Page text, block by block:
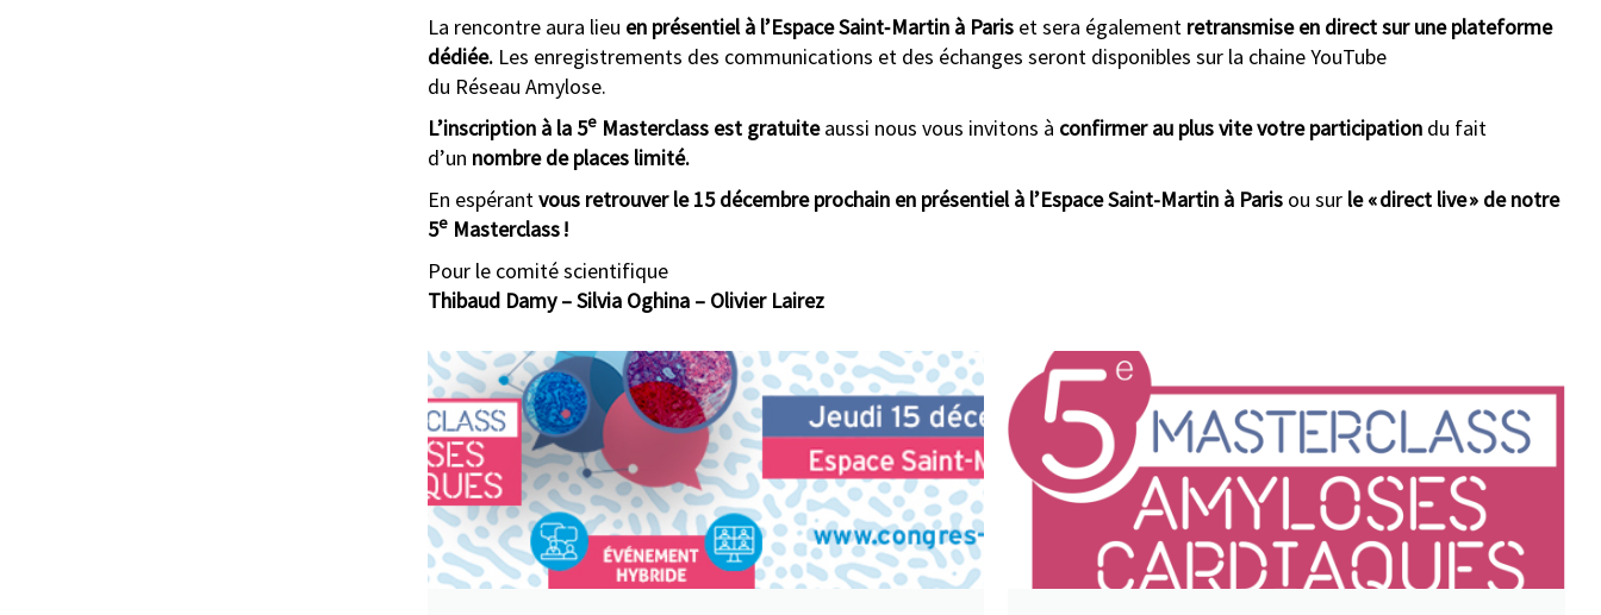
La rencontre aura lieu en présentiel à l’Espace Saint‑Martin à Pariset sera également retransmise en direct sur une plateforme
dédiée.Les enregistrements des communications et des échanges seront disponibles sur la chaine YouTube
du Réseau Amylose.
L’inscription à la 5eMasterclass est gratuiteaussi nous vous invitons à confirmer au plus vite votre participationdu fait
d’un nombre de places limité.
En espérantvous retrouver le 15 décembre prochain en présentiel à l’Espace Saint-Martin à Parisou sur le«direct live»de notre
5eMasterclass !
Pour le comité scientifique
Thibaud Damy – Silvia Oghina – Olivier Lairez